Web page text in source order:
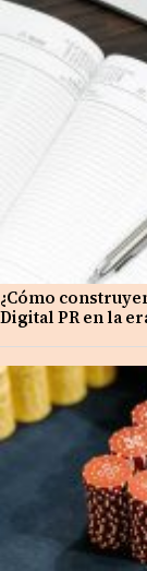
¿Cómo
Digital PR en la